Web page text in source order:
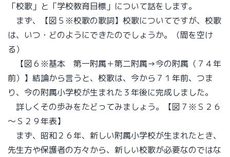
「校歌」と「学校教育目標」について話をします。
まず、【図５※校歌の歌詞】校歌についてですが、校歌
は、いつ・どのようにできたのでしょうか。（間を空け
る）
【図６※基本 第一附属＋第二附属→今の附属（７４年
前）】結論から言うと、校歌は、今から７１年前、つま
り、今の附属小学校が生まれた３年後に完成しました。
詳しくその歩みをたどってみましょう。【図７※Ｓ２６
～Ｓ２９年表】
まず、昭和２６年、新しい附属小学校が生まれたとき、
先生方や保護者の方々から、新しい校歌が必要なのではな